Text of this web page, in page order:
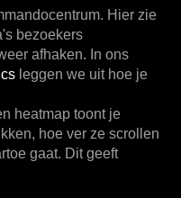
Hier zie
bezoekers
afhaken. In ons
leggen we uit hoe je
heatmap toont je
hoe ver ze scrollen
gaat. Dit geeft